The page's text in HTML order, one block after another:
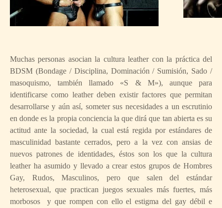
Muchas personas asocian la cultura leather con la práctica del
BDSM (Bondage / Disciplina, Dominación / Sumisión, Sado /
masoquismo, también llamado «S & M»), aunque para
identificarse como leather deben existir factores que permitan
desarrollarse y aún así, someter sus necesidades a un escrutinio
en donde es la propia conciencia la que dirá que tan abierta es su
actitud ante la sociedad, la cual está regida por estándares de
masculinidad bastante cerrados, pero a la vez con ansias de
nuevos patrones de identidades, éstos son los que la cultura
leather ha asumido y llevado a crear estos grupos de Hombres
Gay, Rudos, Masculinos, pero que salen del estándar
heterosexual, que practican juegos sexuales más fuertes, más
morbosos y que rompen con ello el estigma del gay débil e